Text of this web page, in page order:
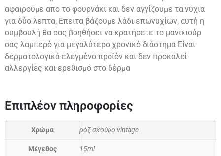
αφαιρούμε απο το φουρνάκι και δεν αγγίζουμε τα νύχια
για δύο λεπτα, Επειτα βάζουμε λάδι επωνυχίων, αυτή η
συμβουλή θα σας βοηθήσει να κρατήσετε το μανικιούρ
σας λαμπερό για μεγαλύτερο χρονικό διάστημα Είναι
δερματολογικά ελεγμένο προϊόν και δεν προκαλεί
αλλεργίες και ερεθισμό στο δέρμα
Επιπλέον πληροφορίες
Χρώμα ρόζ σκούρο vintage
Μέγεθος 15ml